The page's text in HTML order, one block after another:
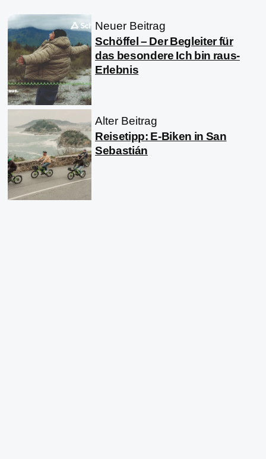
Neuer Beitrag
Schöffel – Der Begleiter für
das besondere Ich bin raus-
Erlebnis
Alter Beitrag
Reisetipp: E-Biken in San
Sebastián